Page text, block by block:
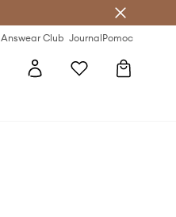
Answear Club JournalPomoc